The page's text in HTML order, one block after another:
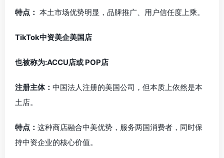
特点： 本土市场优势明显，品牌推广、用户信任度上乘。
TikTok中资美企美国店
也被称为:ACCU店或 POP店
注册主体： 中国法人注册的美国公司，但本质上依然是本
土店。
特点： 这种商店融合中美优势，服务两国消费者，同时保
持中资企业的核心价值。